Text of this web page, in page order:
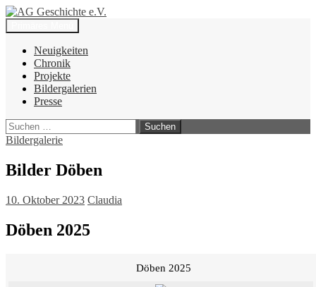
Zum
Inhalt
springen
AG Geschichte e.V.
Suchen
Neuigkeiten
Chronik
Projekte
Bildergalerien
Presse
Suchen
nach:
Bildergalerie
Bilder Döben
10. Oktober 2023 Claudia
Döben 2025
Döben 2025